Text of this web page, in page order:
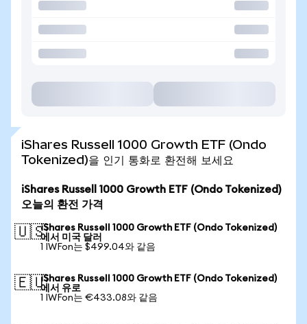
iShares Russell 1000 Growth ETF (Ondo
Tokenized)을 인기 통화로 환전해 보세요
iShares Russell 1000 Growth ETF (Ondo Tokenized)
오늘의 환전 가격
🇺🇸iShares Russell 1000 Growth ETF (Ondo Tokenized)
에서 미국 달러
1 IWFon는 $499.04와 같음
🇪🇺iShares Russell 1000 Growth ETF (Ondo Tokenized)
에서 유로
1 IWFon는 €433.08와 같음